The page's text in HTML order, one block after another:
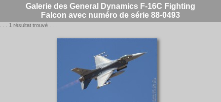
Galerie des General Dynamics F-16C Fighting
Falcon avec numéro de série 88-0493
. . . 1 résultat trouvé . . .